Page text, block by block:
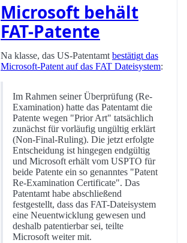
Microsoft behält
FAT-Patente
Na klasse, das US-Patentamt bestätigt das
Microsoft-Patent auf das FAT Dateisystem:
Im Rahmen seiner Überprüfung (Re-
Examination) hatte das Patentamt die
Patente wegen "Prior Art" tatsächlich
zunächst für vorläufig ungültig erklärt
(Non-Final-Ruling). Die jetzt erfolgte
Entscheidung ist hingegen endgültig
und Microsoft erhält vom USPTO für
beide Patente ein so genanntes "Patent
Re-Examination Certificate". Das
Patentamt habe abschließend
festgestellt, dass das FAT-Dateisystem
eine Neuentwicklung gewesen und
deshalb patentierbar sei, teilte
Microsoft weiter mit.